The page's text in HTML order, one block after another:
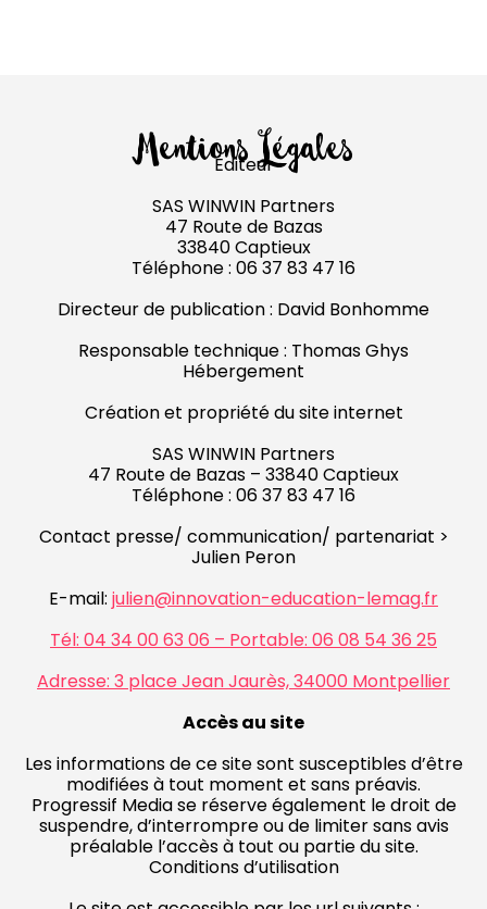
Mentions Légales
Éditeur
SAS WINWIN Partners
47 Route de Bazas
33840 Captieux
Téléphone : 06 37 83 47 16
Directeur de publication : David Bonhomme
Responsable technique : Thomas Ghys
Hébergement
Création et propriété du site internet
SAS WINWIN Partners
47 Route de Bazas – 33840 Captieux
Téléphone : 06 37 83 47 16
Contact presse/ communication/ partenariat >
Julien Peron
E-mail: julien@innovation-education-lemag.fr
Tél: 04 34 00 63 06 – Portable: 06 08 54 36 25
Adresse: 3 place Jean Jaurès, 34000 Montpellier
Accès au site
Les informations de ce site sont susceptibles d’être
modifiées à tout moment et sans préavis.
Progressif Media se réserve également le droit de
suspendre, d’interrompre ou de limiter sans avis
préalable l’accès à tout ou partie du site.
Conditions d’utilisation